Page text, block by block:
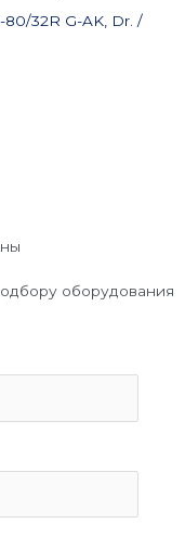
80/32R G-AK, Dr. /
оборудования